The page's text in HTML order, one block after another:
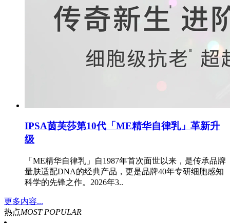
IPSA茵芙莎第10代「ME精华自律乳」革新升
级
「ME精华自律乳」自1987年首次面世以来，是传承品牌
量肤适配DNA的经典产品，更是品牌40年专研细胞感知
科学的先锋之作。2026年3..
更多内容...
热点MOST POPULAR